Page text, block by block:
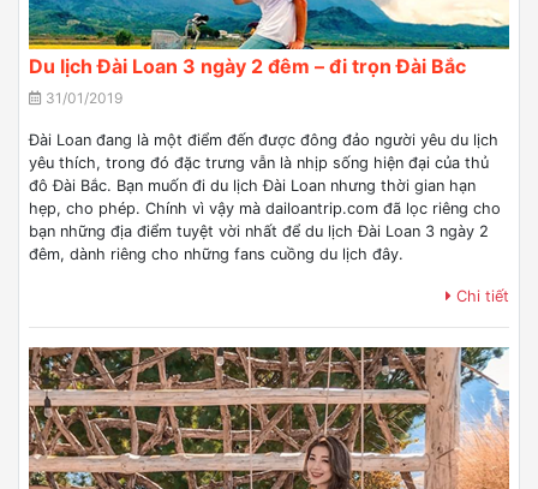
Du lịch Đài Loan 3 ngày 2 đêm – đi trọn Đài Bắc
31/01/2019
Đài Loan đang là một điểm đến được đông đảo người yêu du lịch
yêu thích, trong đó đặc trưng vẫn là nhịp sống hiện đại của thủ
đô Đài Bắc. Bạn muốn đi du lịch Đài Loan nhưng thời gian hạn
hẹp, cho phép. Chính vì vậy mà dailoantrip.com đã lọc riêng cho
bạn những địa điểm tuyệt vời nhất để du lịch Đài Loan 3 ngày 2
đêm, dành riêng cho những fans cuồng du lịch đây.
Chi tiết